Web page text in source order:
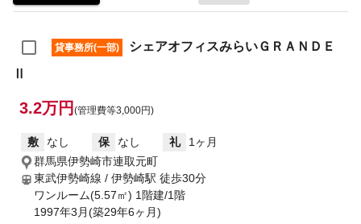
貸事務所(一部)
シェアオフィスみらいＧＲＡＮＤＥ
Ⅱ
3.2万円 (管理費等3,000円)
敷 なし 保 なし 礼
1ヶ月
群馬県伊勢崎市連取元町
東武伊勢崎線 / 伊勢崎駅 徒歩30分
ワンルーム(5.57㎡) 1階建/1階
1997年3月(築29年6ヶ月)